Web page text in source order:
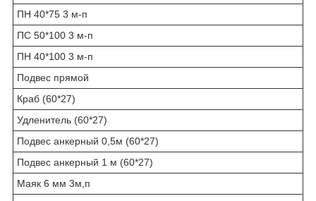
ПН 40*75 3 м-п
ПС 50*100 3 м-п
ПН 40*100 3 м-п
Подвес прямой
Краб (60*27)
Удленитель (60*27)
Подвес анкерный 0,5м (60*27)
Подвес анкерный 1 м (60*27)
Маяк 6 мм 3м,п